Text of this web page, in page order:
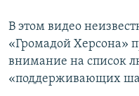
В этом видео
«Громадой Херсона»
внимание на список
«поддерживающих